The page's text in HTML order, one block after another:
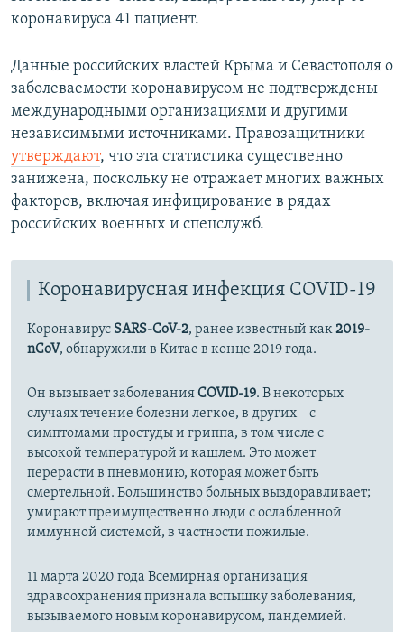
коронавируса 41 пациент.
Данные российских властей Крыма и Севастополя о
заболеваемости коронавирусом не подтверждены
международными организациями и другими
независимыми источниками. Правозащитники
утверждают, что эта статистика существенно
занижена, поскольку не отражает многих важных
факторов, включая инфицирование в рядах
российских военных и спецслужб.
Коронавирусная инфекция COVID-19
Коронавирус SARS-CoV-2, ранее известный как2019-
nCoV, обнаружили в Китае в конце 2019 года.
Он вызывает заболеванияCOVID-19. В некоторых
случаях течение болезни легкое, в других – с
симптомами простуды и гриппа, в том числе с
высокой температурой и кашлем. Это может
перерасти в пневмонию, которая может быть
смертельной. Большинство больных выздоравливает;
умирают преимущественно люди с ослабленной
иммунной системой, в частности пожилые.
11 марта 2020 года Всемирная организация
здравоохранения признала вспышку заболевания,
вызываемого новым коронавирусом, пандемией.